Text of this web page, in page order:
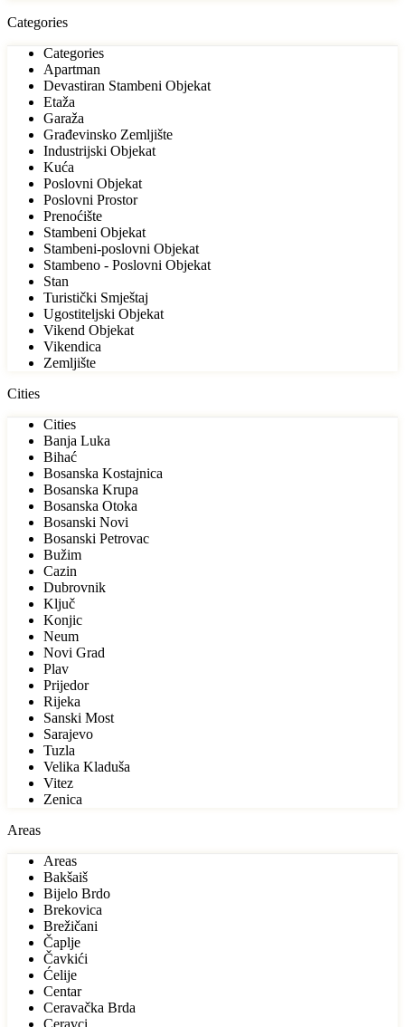
Categories
Categories
Apartman
Devastiran Stambeni Objekat
Etaža
Garaža
Građevinsko Zemljište
Industrijski Objekat
Kuća
Poslovni Objekat
Poslovni Prostor
Prenoćište
Stambeni Objekat
Stambeni-poslovni Objekat
Stambeno - Poslovni Objekat
Stan
Turistički Smještaj
Ugostiteljski Objekat
Vikend Objekat
Vikendica
Zemljište
Cities
Cities
Banja Luka
Bihać
Bosanska Kostajnica
Bosanska Krupa
Bosanska Otoka
Bosanski Novi
Bosanski Petrovac
Bužim
Cazin
Dubrovnik
Ključ
Konjic
Neum
Novi Grad
Plav
Prijedor
Rijeka
Sanski Most
Sarajevo
Tuzla
Velika Kladuša
Vitez
Zenica
Areas
Areas
Bakšaiš
Bijelo Brdo
Brekovica
Brežičani
Čaplje
Čavkići
Ćelije
Centar
Ceravačka Brda
Ceravci